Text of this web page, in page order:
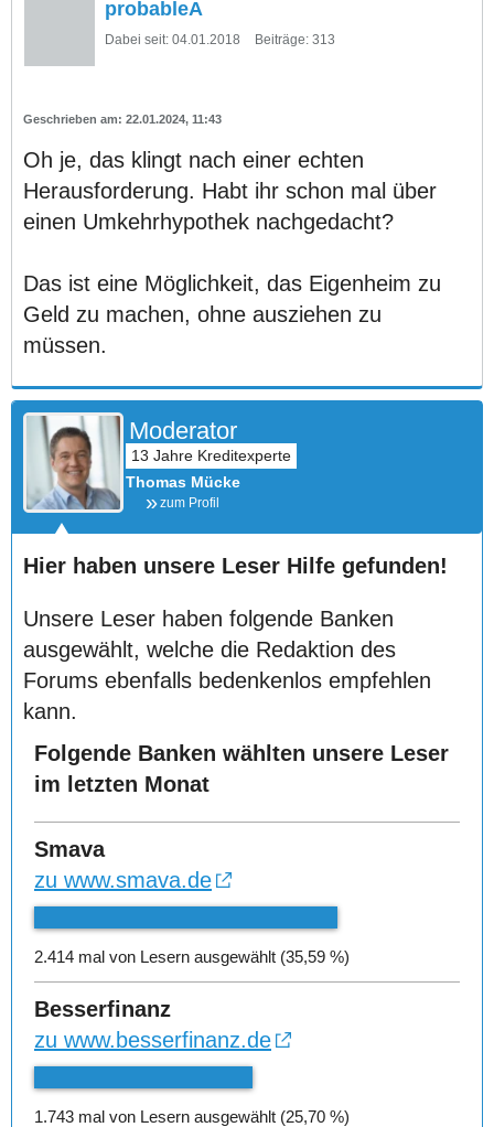
probableA
Dabei seit: 04.01.2018 Beiträge: 313
22.01.2024, 11:43
Oh je, das klingt nach einer echten
Herausforderung. Habt ihr schon mal über
einen Umkehrhypothek nachgedacht?
Das ist eine Möglichkeit, das Eigenheim zu
Geld zu machen, ohne ausziehen zu
müssen.
Moderator
Thomas Mücke
zum Profil
Hier haben unsere Leser Hilfe gefunden!
Unsere Leser haben folgende Banken
ausgewählt, welche die Redaktion des
Forums ebenfalls bedenkenlos empfehlen
kann.
Folgende Banken wählten unsere Leser
im letzten Monat
Smava
zu www.smava.de
2.414 mal von Lesern ausgewählt (35,59 %)
Besserfinanz
zu www.besserfinanz.de
1.743 mal von Lesern ausgewählt (25,70 %)